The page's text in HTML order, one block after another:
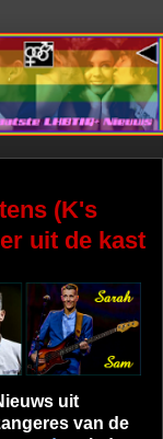
(K's
uit de kast
uit
van de